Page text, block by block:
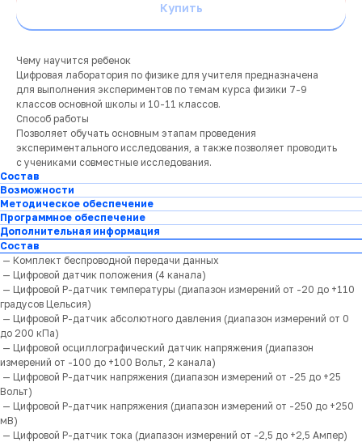
Купить
Чему научится ребенок
Цифровая лаборатория по физике для учителя предназначена
для выполнения экспериментов по темам курса физики 7-9
классов основной школы и 10-11 классов.
Способ работы
Позволяет обучать основным этапам проведения
экспериментального исследования, а также позволяет проводить
с учениками совместные исследования.
Состав
Возможности
Методическое обеспечение
Программное обеспечение
Дополнительная информация
Состав
— Комплект беспроводной передачи данных
— Цифровой датчик положения (4 канала)
— Цифровой Р-датчик температуры (диапазон измерений от -20 до +110
градусов Цельсия)
— Цифровой Р-датчик абсолютного давления (диапазон измерений от 0
до 200 кПа)
— Цифровой осциллографический датчик напряжения (диапазон
измерений от -100 до +100 Вольт, 2 канала)
— Цифровой Р-датчик напряжения (диапазон измерений от -25 до +25
Вольт)
— Цифровой Р-датчик напряжения (диапазон измерений от -250 до +250
мВ)
— Цифровой Р-датчик тока (диапазон измерений от -2,5 до +2,5 Ампер)